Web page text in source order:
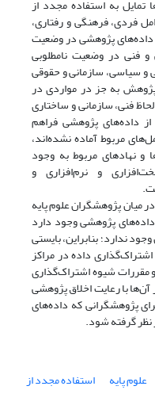
تمایل به استفاده مجدد از
فردی، فرهنگی و رفتاری،
پژوهشی در وضعیت
و فنی در وضعیت نامطلوبی
و سیاسی، سازمانی و حقوقی
به جز در مواردی در
فنی، سازمانی و ساختاری
داده‌های پژوهشی فراهم
مربوط آماده نشده‌اند،
نهادهای مربوط به وجود
و نرم‌افزاری و
میان پژوهشگران علوم پایه
پژوهشی وجود دارد
ندارد؛ بنابراین، بایستی
داده در مراکز
مقررات شیوه اشتراک‌گذاری
با رعایت اخلاق پژوهشی
پژوهشگرانی که داده‌های
گرفته شود.
علوم پایه استفاده مجدد از